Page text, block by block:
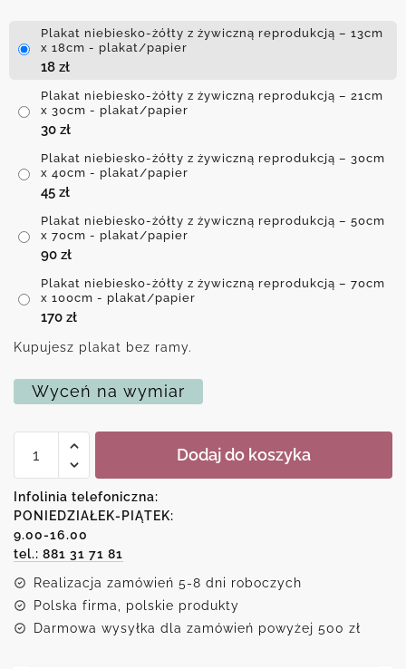
Plakat niebiesko-żółty z żywiczną reprodukcją – 13cm
x 18cm - plakat/papier
18 zł
Plakat niebiesko-żółty z żywiczną reprodukcją – 21cm
x 30cm - plakat/papier
30 zł
Plakat niebiesko-żółty z żywiczną reprodukcją – 30cm
x 40cm - plakat/papier
45 zł
Plakat niebiesko-żółty z żywiczną reprodukcją – 50cm
x 70cm - plakat/papier
90 zł
Plakat niebiesko-żółty z żywiczną reprodukcją – 70cm
x 100cm - plakat/papier
170 zł
Kupujesz plakat bez ramy.
Wyceń na wymiar
Plakat
niebiesko-
z
żywiczną
reprodukcją
Dodaj do koszyka
Infolinia telefoniczna:
PONIEDZIAŁEK-PIĄTEK:
9.00-16.00
tel.: 881 31 71 81
Realizacja zamówień 5-8 dni roboczych
Polska firma, polskie produkty
Darmowa wysyłka dla zamówień powyżej 500 zł